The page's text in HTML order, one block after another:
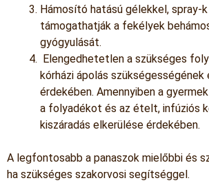
Hámosító hatású gélekkel, spray-
támogathatják a fekélyek
gyógyulását.
Elengedhetetlen a szükséges
kórházi ápolás szükségességének
érdekében. Amennyiben a
a folyadékot és az ételt, infúziós
kiszáradás elkerülése érdekében.
A legfontosabb a panaszok mielőbbi és
ha szükséges szakorvosi segítséggel.